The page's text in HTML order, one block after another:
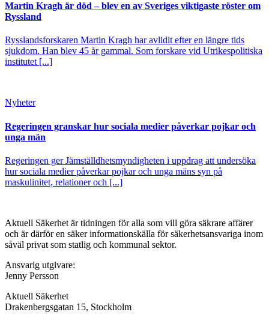
Martin Kragh är död – blev en av Sveriges viktigaste röster om
Ryssland
Rysslandsforskaren Martin Kragh har avlidit efter en längre tids
sjukdom. Han blev 45 år gammal. Som forskare vid Utrikespolitiska
institutet [...]
Nyheter
Regeringen granskar hur sociala medier påverkar pojkar och
unga män
Regeringen ger Jämställdhetsmyndigheten i uppdrag att undersöka
hur sociala medier påverkar pojkar och unga mäns syn på
maskulinitet, relationer och [...]
Aktuell Säkerhet är tidningen för alla som vill göra säkrare affärer
och är därför en säker informationskälla för säkerhets­ansvariga inom
såväl privat som statlig och kommunal sektor.
Ansvarig utgivare:
Jenny Persson
Aktuell Säkerhet
Drakenbergsgatan 15, Stockholm